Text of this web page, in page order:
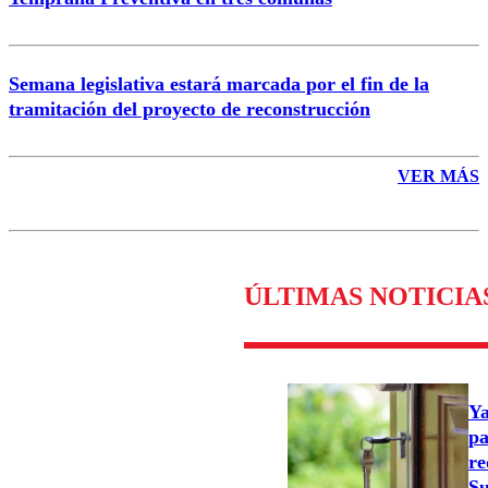
Semana legislativa estará marcada por el fin de la
tramitación del proyecto de reconstrucción
VER MÁS
ÚLTIMAS